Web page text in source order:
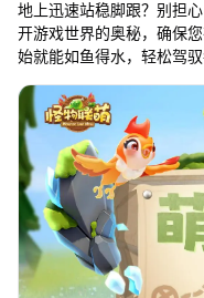
地上迅速站稳脚跟？别担
开游戏世界的奥秘，确保
始就能如鱼得水，轻松驾驭